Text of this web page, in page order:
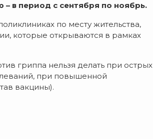
в период с сентября по ноябрь.
по месту жительства,
которые открываются в рамках
гриппа нельзя делать при острых
при повышенной
вакцины).